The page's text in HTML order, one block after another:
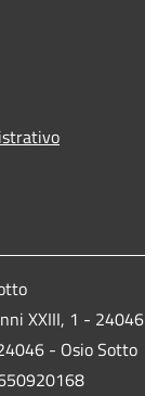
XXIII, 1 - 24046
- Osio Sotto